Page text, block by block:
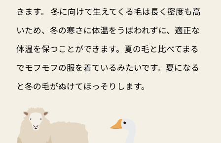
きます。 冬に向けて生えてくる毛は長く密度も高
いため、冬の寒さに体温をうばわれずに、適正な
体温を保つことができます。夏の毛と比べてまる
でモフモフの服を着ているみたいです。夏になる
と冬の毛がぬけてほっそりします。